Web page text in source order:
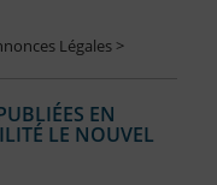
Légales >
EN
LE NOUVEL